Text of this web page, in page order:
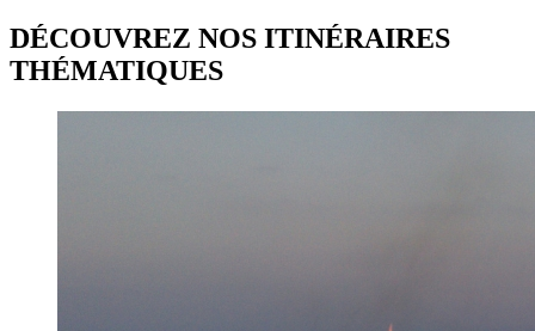
DÉCOUVREZ NOS ITINÉRAIRES
THÉMATIQUES